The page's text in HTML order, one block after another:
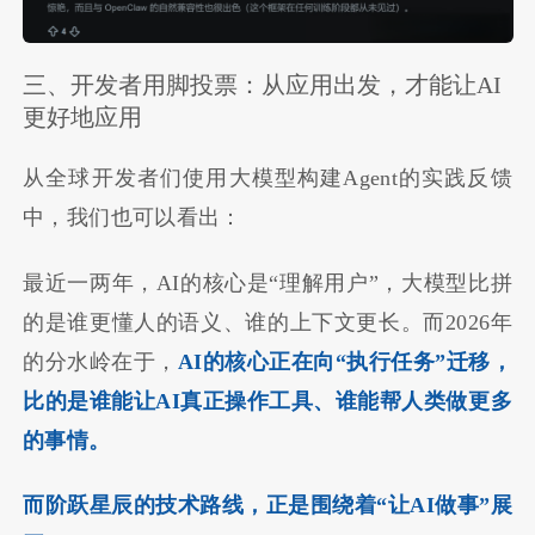
三、开发者用脚投票：从应用出发，才能让AI
更好地应用
从全球开发者们使用大模型构建Agent的实践反馈
中，我们也可以看出：
最近一两年，AI的核心是“理解用户”，大模型比拼
的是谁更懂人的语义、谁的上下文更长。而2026年
的分水岭在于， AI的核心正在向“执行任务”迁移，
比的是谁能让AI真正操作工具、谁能帮人类做更多
的事情。
而阶跃星辰的技术路线，正是围绕着“让AI做事”展